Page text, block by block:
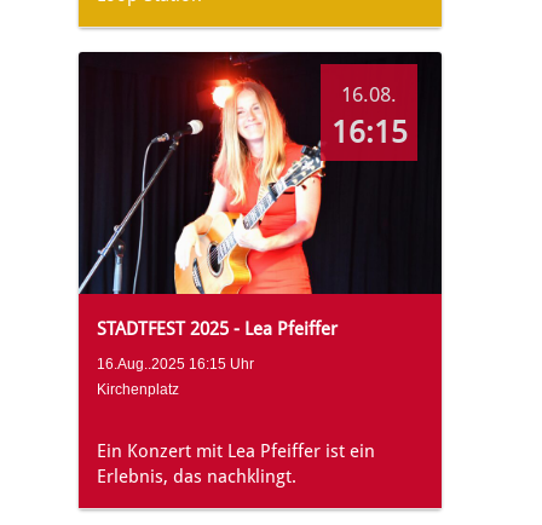
16.08.
16:15
STADTFEST 2025 - Lea Pfeiffer
16.Aug..2025 16:15 Uhr
Kirchenplatz
Ein Konzert mit Lea Pfeiffer ist ein
Erlebnis, das nachklingt.